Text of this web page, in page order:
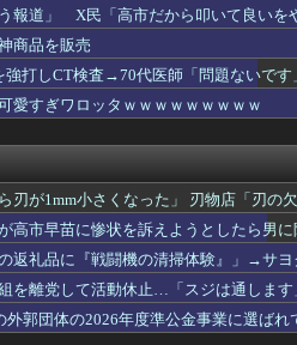
国連が完全崩壊します。助けて下さい...
時に-15℃冷却する冷感ポンチ...
しまう！！！！！！！！
撃退する「抗日テーマパーク」が各地...
ぐに公開しなかったのか？ → 玉...
てるのってどう思う？
ｗｗｗｗｗｗｗｗｗ
ｗｗｗ
回答と衝撃の詳細がコチラ・・・「え...
催されるのか…ＨＰで観覧券販売も消...
ヤホンから流れる曲に合わせ踊る...
い」銀行員の友人「あんな奴居ねえよ...
レー症候群の恐怖
め」を受ける日銀が「四面楚歌」を...
報道」 X民「高市だから叩いて良いを
商品を販売
強打しCT検査→70代医師「問題ないで
愛すぎワロッタｗｗｗｗｗｗｗｗｗ
刃が1mm小さくなった」 刃物店「刃
ですが…」
高市早苗に惨状を訴えようとしたら男
してるだけ」
返礼品に『戦闘機の清掃体験』」→サ
たんだ？」
を離党して活動休止…「スジは通しま
外郭団体の2026年度準公金事業に選ば